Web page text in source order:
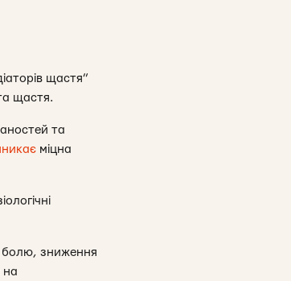
щастя”
щастя.
та
міцна
болю, зниження
на